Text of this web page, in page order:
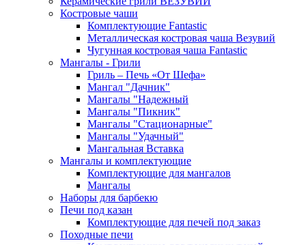
Костровые чаши
Комплектующие Fantastic
Металлическая костровая чаша Везувий
Чугунная костровая чаша Fantastic
Мангалы - Грили
Гриль – Печь «От Шефа»
Мангал "Дачник"
Мангалы "Надежный
Мангалы "Пикник"
Мангалы "Стационарные"
Мангалы "Удачный"
Мангальная Вставка
Мангалы и комплектующие
Комплектующие для мангалов
Мангалы
Наборы для барбекю
Печи под казан
Комплектующие для печей под заказ
Походные печи